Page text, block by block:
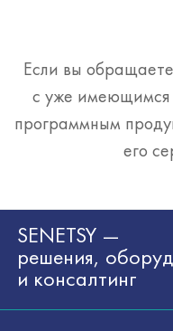
Если вы
с уже имеющимся
программным
его
SENETSY —
решения,
и консалтинг